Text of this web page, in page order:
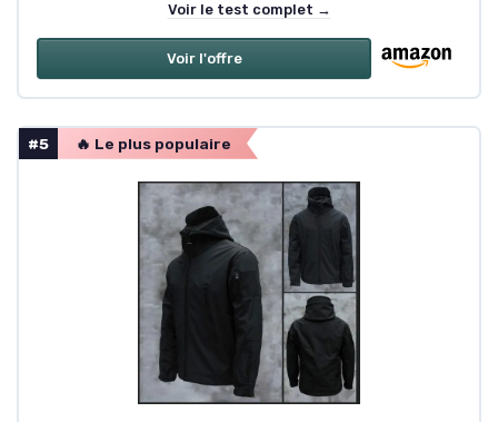
Voir le test complet →
Voir l'offre
#5 🔥 Le plus populaire